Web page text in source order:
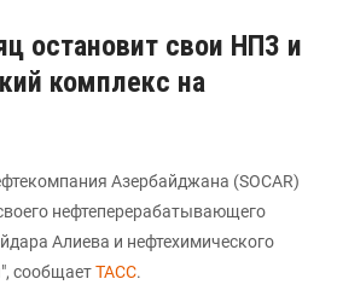
остановит свои НПЗ и
комплекс на
Азербайджана (SOCAR)
нефтеперерабатывающего
Алиева и нефтехимического
сообщаетТАСС.